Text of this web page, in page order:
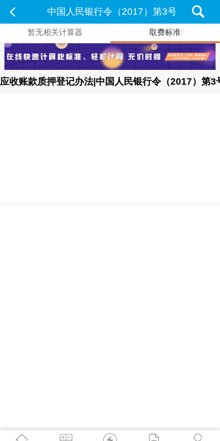
中国人民银行令（2017）第3号
暂无相关计算器 取费标准
应收账款质押登记办法|中国人民银行令（2017）第3